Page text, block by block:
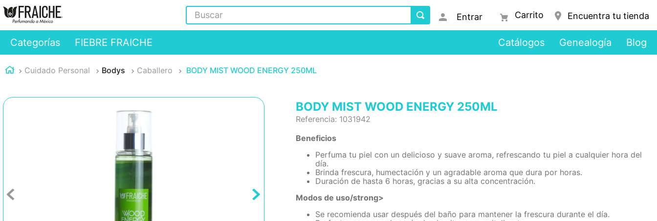
Buscar
Entrar Encuentra tu tienda
Categorías FIEBRE FRAICHE Catálogos Genealogía Blog
Cuidado Personal Bodys Caballero BODY MIST WOOD ENERGY 250ML
BODY MIST WOOD ENERGY 250ML
Referencia: 1031942
Beneficios
Perfuma tu piel con un delicioso y suave aroma, refrescando tu piel a cualquier hora del
día.
Brinda frescura, humectación y un agradable aroma que dura por horas.
Duración de hasta 6 horas, gracias a su alta concentración.
Modos de uso/strong>
Se recomienda usar después del baño para mantener la frescura durante el día.